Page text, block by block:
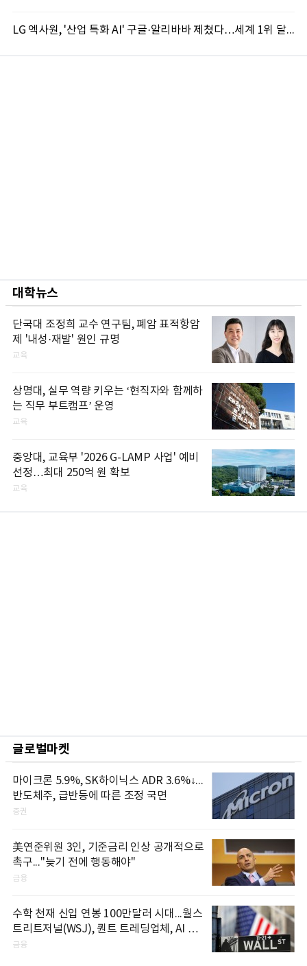
LG 엑사원, '산업 특화 AI' 구글·알리바바 제쳤다…세계 1위 달성
대학뉴스
단국대 조정희 교수 연구팀, 폐암 표적항암
제 '내성·재발' 원인 규명
교육
상명대, 실무 역량 키우는 ‘현직자와 함께하
는 직무 부트캠프’ 운영
교육
중앙대, 교육부 '2026 G-LAMP 사업' 예비
선정…최대 250억 원 확보
교육
글로벌마켓
마이크론 5.9%, SK하이닉스 ADR 3.6%↓...
반도체주, 급반등에 따른 조정 국면
증권
美연준위원 3인, 기준금리 인상 공개적으로
촉구..."늦기 전에 행동해야"
금융
수학 천재 신입 연봉 100만달러 시대...월스
트리트저널(WSJ), 퀀트 트레딩업체, AI 기
업들 인재 확보 경쟁
금융